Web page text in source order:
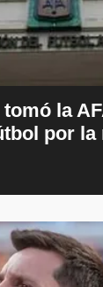
la
por la